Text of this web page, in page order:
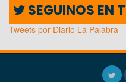
SEGUINOS EN
Tweets por Diario La Palabra